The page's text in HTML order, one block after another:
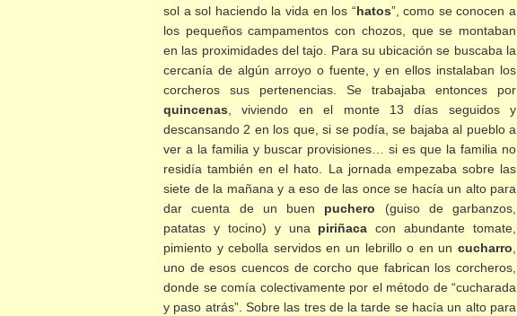
sol a sol haciendo la vida en los “hatos”, como se conocen a
los pequeños campamentos con chozos, que se montaban
en las proximidades del tajo. Para su ubicación se buscaba la
cercanía de algún arroyo o fuente, y en ellos instalaban los
corcheros sus pertenencias. Se trabajaba entonces por
quincenas, viviendo en el monte 13 días seguidos y
descansando 2 en los que, si se podía, se bajaba al pueblo a
ver a la familia y buscar provisiones… si es que la familia no
residía también en el hato. La jornada empezaba sobre las
siete de la mañana y a eso de las once se hacía un alto para
dar cuenta de un buen puchero (guiso de garbanzos,
patatas y tocino) y una piriñaca con abundante tomate,
pimiento y cebolla servidos en un lebrillo o en un cucharro,
uno de esos cuencos de corcho que fabrican los corcheros,
donde se comía colectivamente por el método de “cucharada
y paso atrás”. Sobre las tres de la tarde se hacía un alto para